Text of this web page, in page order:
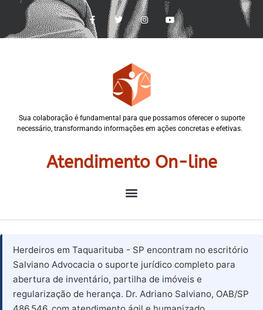
Sua colaboração é fundamental para que possamos oferecer o suporte
necessário, transformando informações em ações concretas e efetivas.
Atendimento On-line
Herdeiros em Taquarituba - SP encontram no escritório
Salviano Advocacia o suporte jurídico completo para
abertura de inventário, partilha de imóveis e
regularização de herança. Dr. Adriano Salviano, OAB/SP